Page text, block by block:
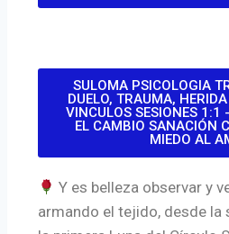
SULOMA PSICOLOGIA
DUELO, TRAUMA,
VINCULOS SESIONES 1:1
EL CAMBIO SANACIÓN
MIEDO AL
Y es belleza observar y
armando el tejido, desde la